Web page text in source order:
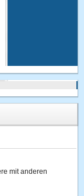
mit anderen